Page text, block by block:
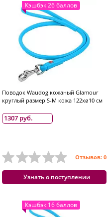
Кэшбэк 26 баллов
Поводок Waudog кожаный Glamour
круглый размер S-M кожа 122хø10 см
1307 руб.
Отзывов: 0
Узнать о поступлении
Кэшбэк 16 баллов